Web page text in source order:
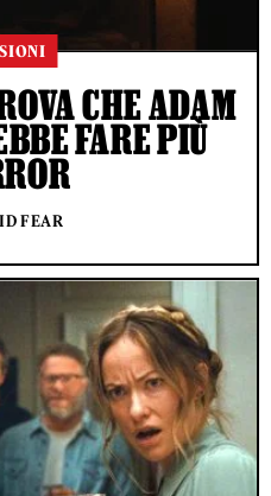
CHE ADAM
FARE PIÙ
FEAR